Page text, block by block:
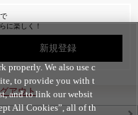
に楽しく！
新規登録
アウト
properly. We also use c
to provide you with t
and to link our websit
All Cookies”, all of th